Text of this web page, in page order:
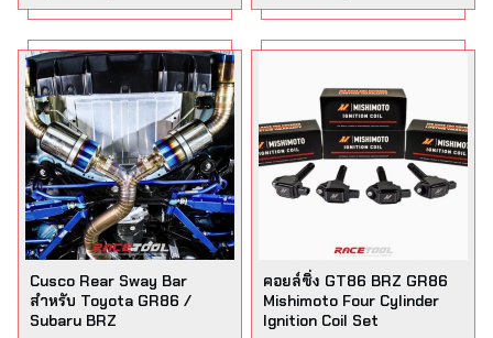
Cusco Rear Sway Bar
สำหรับ Toyota GR86 /
Subaru BRZ
คอยล์ซิ่ง GT86 BRZ GR86
Mishimoto Four Cylinder
Ignition Coil Set